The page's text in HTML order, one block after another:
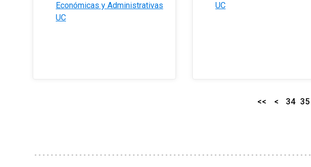
Económicas y Administrativas
UC
UC
<< < 34 35